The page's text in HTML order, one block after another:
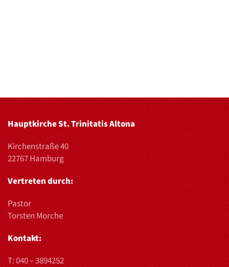
Hauptkirche St. Trinitatis Altona
Kirchenstraße 40
22767 Hamburg
Vertreten durch:
Pastor
Torsten Morche
Kontakt:
T:040 – 3894252